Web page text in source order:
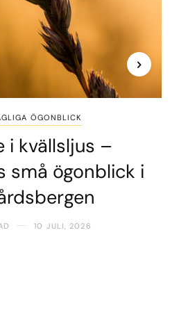
ÖGONBLICK
i kvällsljus –
små ögonblick i
10 JULI, 2026